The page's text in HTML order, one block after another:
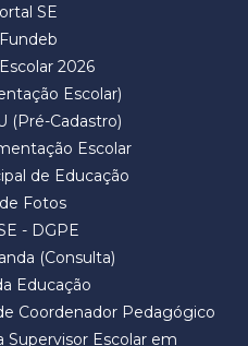
SE
2026
Escolar)
(Pré-Cadastro)
Escolar
de Educação
Fotos
- DGPE
(Consulta)
Educação
Coordenador Pedagógico
Supervisor Escolar em